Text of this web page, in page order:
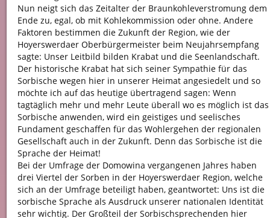
Nun neigt sich das Zeitalter der Braunkohleverstromung dem
Ende zu, egal, ob mit Kohlekommission oder ohne. Andere
Faktoren bestimmen die Zukunft der Region, wie der
Hoyerswerdaer Oberbürgermeister beim Neujahrsempfang
sagte: Unser Leitbild bilden Krabat und die Seenlandschaft.
Der historische Krabat hat sich seiner Sympathie für das
Sorbische wegen hier in unserer Heimat angesiedelt und so
möchte ich auf das heutige übertragend sagen: Wenn
tagtäglich mehr und mehr Leute überall wo es möglich ist das
Sorbische anwenden, wird ein geistiges und seelisches
Fundament geschaffen für das Wohlergehen der regionalen
Gesellschaft auch in der Zukunft. Denn das Sorbische ist die
Sprache der Heimat!
Bei der Umfrage der Domowina vergangenen Jahres haben
drei Viertel der Sorben in der Hoyerswerdaer Region, welche
sich an der Umfrage beteiligt haben, geantwortet: Uns ist die
sorbische Sprache als Ausdruck unserer nationalen Identität
sehr wichtig. Der Großteil der Sorbischsprechenden hier